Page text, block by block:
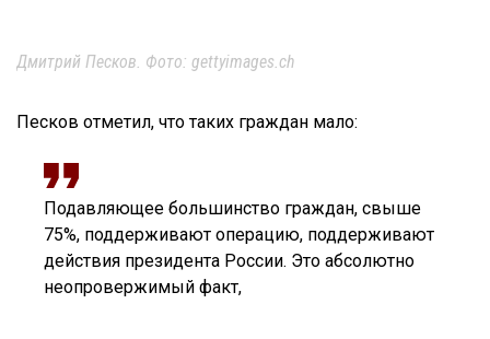
Дмитрий Песков. Фото: gettyimages.ch
Песков отметил, что таких граждан мало:
Подавляющее большинство граждан, свыше
75%, поддерживают операцию, поддерживают
действия президента России. Это абсолютно
неопровержимый факт,